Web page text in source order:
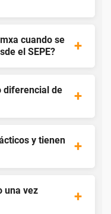
cuando se
el SEPE?
diferencial de
y tienen
una vez